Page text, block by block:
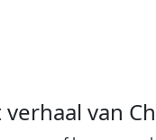
van